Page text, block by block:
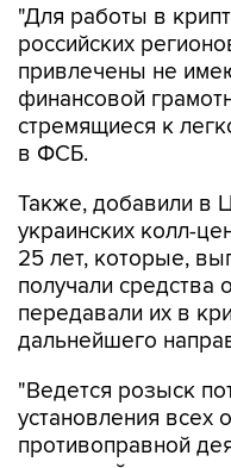
"Для работы в
российских
привлечены не
финансовой
стремящиеся к
в ФСБ.
Также, добавили в
украинских колл-
25 лет, которые,
получали средства
передавали их в
дальнейшего
"Ведется розыск
установления всех
противоправной